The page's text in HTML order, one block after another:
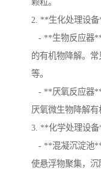
2. **生化处理设备
- **生物反应器
的有机物降解。
等。
- **厌氧反应器**
厌氧微生物降解有
3. **化学处理设备
- **混凝沉淀池
使悬浮物聚集，沉